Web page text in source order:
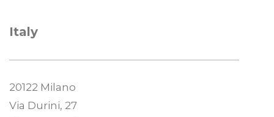
Italy
20122 Milano
Via Durini, 27